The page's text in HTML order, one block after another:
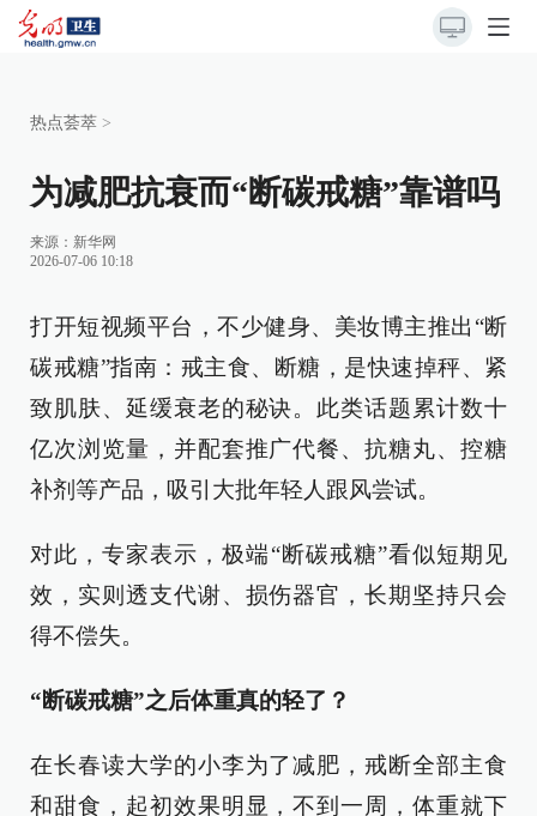
热点荟萃 >
为减肥抗衰而“断碳戒糖”靠谱吗
来源： 新华网
2026-07-06 10:18
打开短视频平台，不少健身、美妆博主推出“断
碳戒糖”指南：戒主食、断糖，是快速掉秤、紧
致肌肤、延缓衰老的秘诀。此类话题累计数十
亿次浏览量，并配套推广代餐、抗糖丸、控糖
补剂等产品，吸引大批年轻人跟风尝试。
对此，专家表示，极端“断碳戒糖”看似短期见
效，实则透支代谢、损伤器官，长期坚持只会
得不偿失。
“断碳戒糖”之后体重真的轻了？
在长春读大学的小李为了减肥，戒断全部主食
和甜食，起初效果明显，不到一周，体重就下